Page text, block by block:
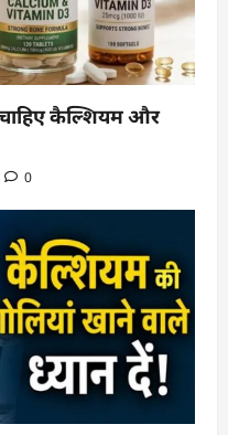
कैल्शियम और
0